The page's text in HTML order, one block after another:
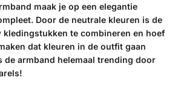
maak je op een elegantie
Door de neutrale kleuren is de
kledingstukken te combineren en hoef
dat kleuren in de outfit gaan
de armband helemaal trending door